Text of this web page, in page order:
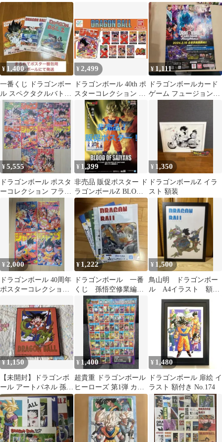
ション 10種コンプセッ
ト
スター A3サイズ
¥ 1,400
一番くじ ドラゴンボー
ル スペクタクルバトル
H賞ポスターコレクシ
ョン 3種
¥ 2,499
ドラゴンボール 40th ポ
スターコレクション 7
種セット
¥ 1,111
ドラゴンボールカード
ゲーム フュージョンワ
¥5,555
ドラゴンボール ポスタ
ーコレクション フラッ
トガシャポン コンプ
¥ 1,399
非売品 販促ポスター ド
ラゴンボールZ BLOOD
OF SAIYANS 孫悟空
¥ 1,350
ドラゴンボールZ イラ
スト 額装
¥2,000
ドラゴンボール 40周年
ポスターコレクション
¥ 1,222
ドラゴンボール 一番
くじ 孫悟空修業編 J
賞 ビジュアルシー
ト 5種
¥ 1,500
鳥山明 ドラゴンボー
ル A4イラスト 額縁
付き ⑥
¥1,150
【未開封】ドラゴンボ
ール アートパネル 孫悟
空
¥ 1,400
超貴重 ドラゴンボール
ヒーローズ 第1弾 カー
ドリスト 全58種 ポスタ
ー 冊子
¥ 1,480
ドラゴンボール 扉絵 イ
ラスト 額付き No.174